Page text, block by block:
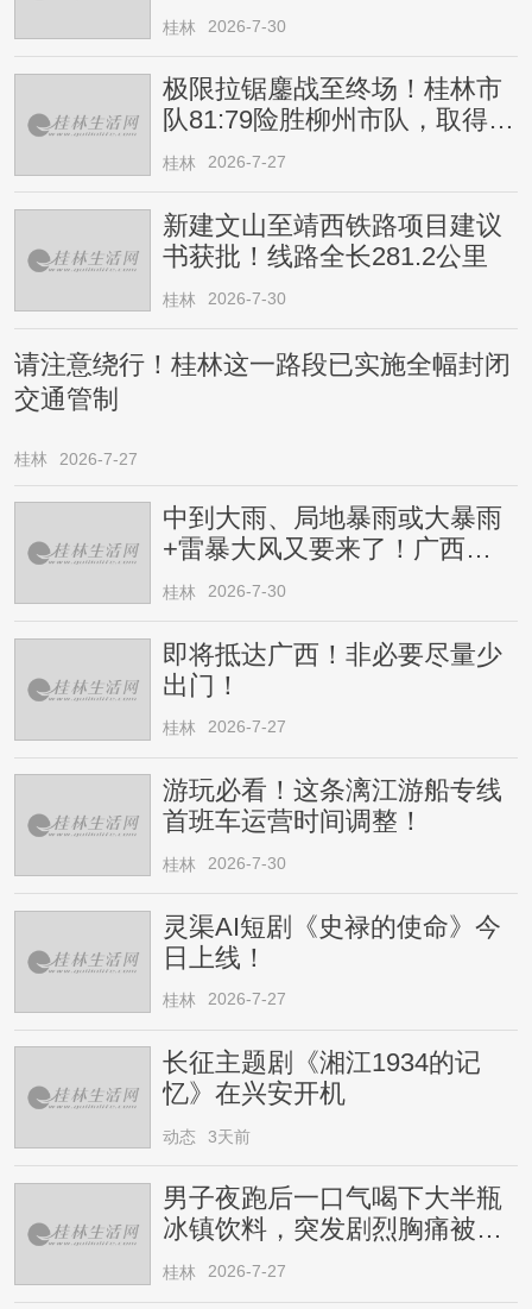
桂林 2026-7-30
极限拉锯鏖战至终场！桂林市
队81:79险胜柳州市队，取得四
连胜
桂林 2026-7-27
新建文山至靖西铁路项目建议
书获批！线路全长281.2公里
桂林 2026-7-30
请注意绕行！桂林这一路段已实施全幅封闭
交通管制
桂林 2026-7-27
中到大雨、局地暴雨或大暴雨
+雷暴大风又要来了！广西人
请注意
桂林 2026-7-30
即将抵达广西！非必要尽量少
出门！
桂林 2026-7-27
游玩必看！这条漓江游船专线
首班车运营时间调整！
桂林 2026-7-30
灵渠AI短剧《史禄的使命》今
日上线！
桂林 2026-7-27
长征主题剧《湘江1934的记
忆》在兴安开机
动态 3天前
男子夜跑后一口气喝下大半瓶
冰镇饮料，突发剧烈胸痛被送
医！医生提醒→
桂林 2026-7-27